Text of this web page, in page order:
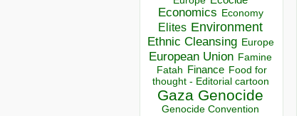
Economics Economy
Elites Environment
Ethnic Cleansing Europe
European Union Famine
Fatah Finance Food for
thought - Editorial cartoon
Gaza Genocide
Genocide Convention